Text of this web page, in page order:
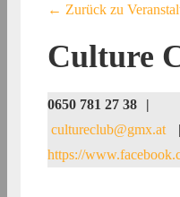
← Zurück zu
Culture
0650 781 27 38
|
cultureclub@gmx.at
|
https://